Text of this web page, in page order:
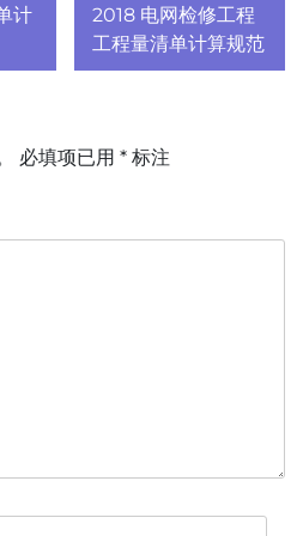
计
2018 电网检修工程
工程量清单计算规范
必填项已用 * 标注